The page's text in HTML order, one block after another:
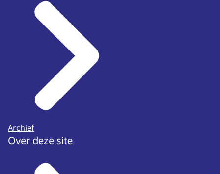
Archief
Over deze site